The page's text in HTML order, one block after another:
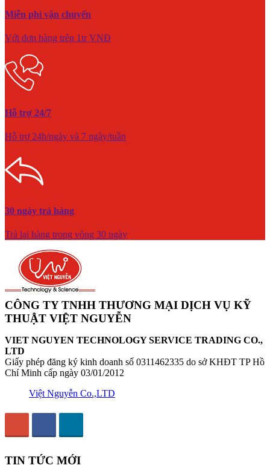
Miễn phí vận chuyển
Với đơn hàng trên 1tr VNĐ
Hỗ trợ 24/7
Hỗ trợ 24h/ngày và 7 ngày/tuần
30 ngày trả hàng
Trả lại hàng trong vòng 30 ngày
CÔNG TY TNHH THƯƠNG MẠI DỊCH VỤ KỸ
THUẬT VIỆT NGUYỄN
VIET NGUYEN TECHNOLOGY SERVICE TRADING CO.,
LTD
Giấy phép đăng ký kinh doanh số 0311462335 do sở KHĐT TP Hồ
Chí Minh cấp ngày 03/01/2012
Việt Nguyễn Co.,LTD
TIN TỨC MỚI